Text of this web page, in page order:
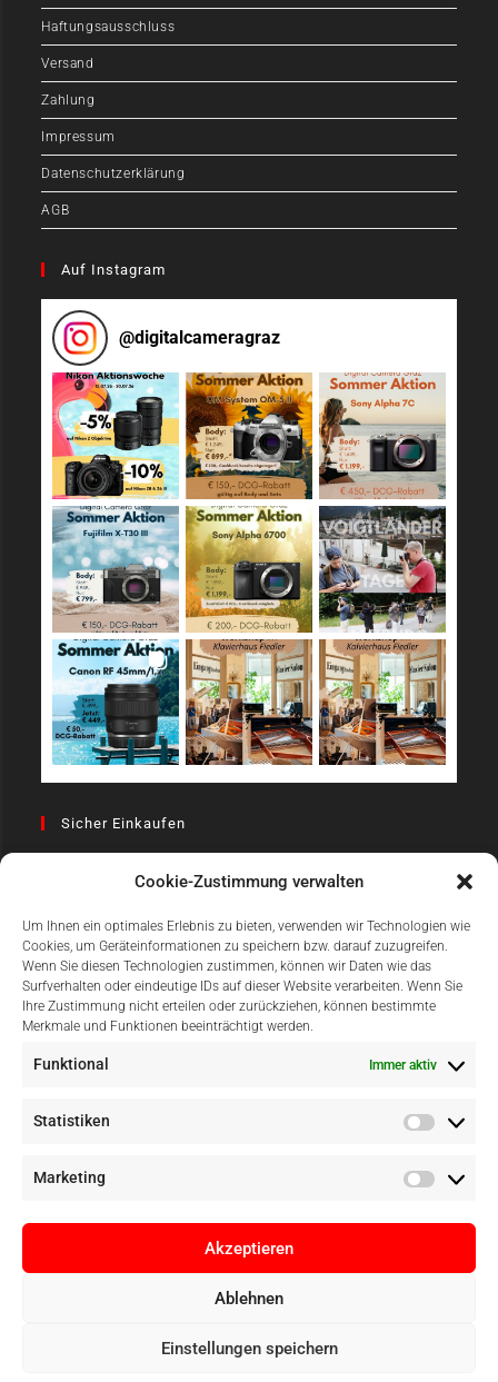
Cookie-Zustimmung verwalten
Um Ihnen ein optimales Erlebnis zu bieten, verwenden wir Technologien wie
Cookies, um Geräteinformationen zu speichern bzw. darauf zuzugreifen.
Wenn Sie diesen Technologien zustimmen, können wir Daten wie das
Surfverhalten oder eindeutige IDs auf dieser Website verarbeiten. Wenn Sie
Ihre Zustimmung nicht erteilen oder zurückziehen, können bestimmte
Merkmale und Funktionen beeinträchtigt werden.
Funktional Immer aktiv
Statistiken
Marketing
Akzeptieren
Ablehnen
Einstellungen speichern
Haftungsausschluss
Versand
Zahlung
Impressum
Datenschutzerklärung
AGB
Auf Instagram
@digitalcameragraz
Sicher Einkaufen
Einfach Online Bezahlen
Copyright © Digital Camera Graz 2022. Alle Rechte vorbehalten. E-
Commerce bypathways digital, Mallorca